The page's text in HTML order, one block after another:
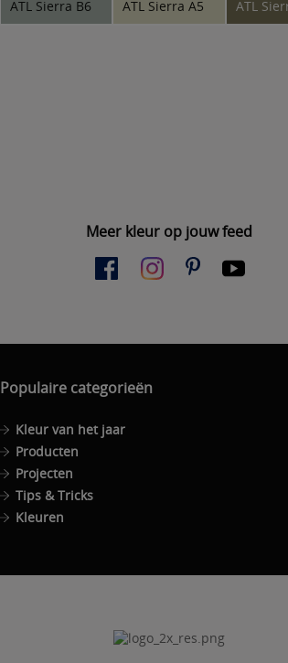
ATL Sierra B6 ATL Sierra A5 ATL
Meer kleur op jouw feed
Populaire categorieën
Kleur van het jaar
Producten
Projecten
Tips & Tricks
Kleuren